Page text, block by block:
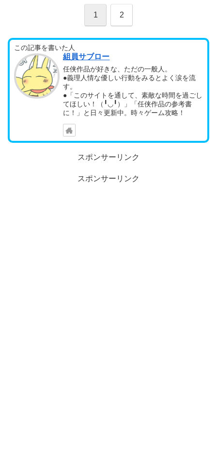
1 2
この記事を書いた人
組員サブロー
任侠作品が好きな、ただの一般人。
●義理人情な優しい行動をみるとよく涙を流
す。
●「このサイトを通して、素敵な時間を過ごし
てほしい！（╹◡╹）」「任侠作品の参考書
に！」と日々更新中。時々ゲーム攻略！
スポンサーリンク
スポンサーリンク